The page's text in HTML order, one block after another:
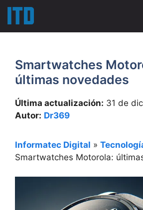
Saltar
contenido
Smartwatches
últimas novedades
Última actualización: 31 de
Autor: Dr369
Informatec Digital »
Smartwatches Motorola: